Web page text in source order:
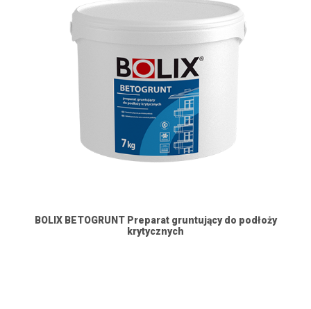
BOLIX BETOGRUNT Preparat gruntujący do podłoży
krytycznych